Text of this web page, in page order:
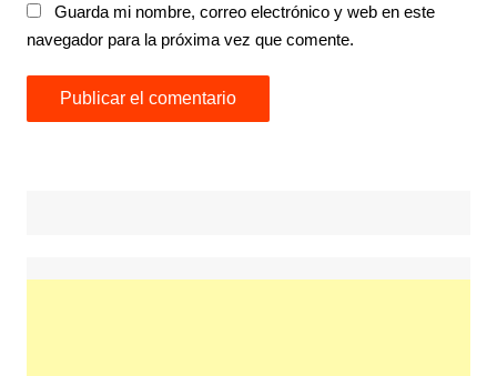
Guarda mi nombre, correo electrónico y web en este
navegador para la próxima vez que comente.